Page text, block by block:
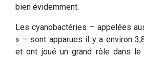
bien évidemment.
Les cyanobactéries – appelées
» – sont apparues il y a environ
et ont joué un grand rôle dans le